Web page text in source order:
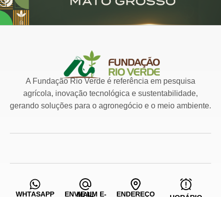
A Fundação Rio Verde é referência em pesquisa
agrícola, inovação tecnológica e sustentabilidade,
gerando soluções para o agronegócio e o meio ambiente.
WHTASAPP ENVIE UM E-MAIL ENDEREÇO